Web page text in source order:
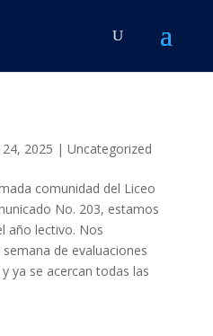
2025 | Uncategorized
comunidad del Liceo
No. 203, estamos
año lectivo. Nos
de evaluaciones
ya se acercan todas las